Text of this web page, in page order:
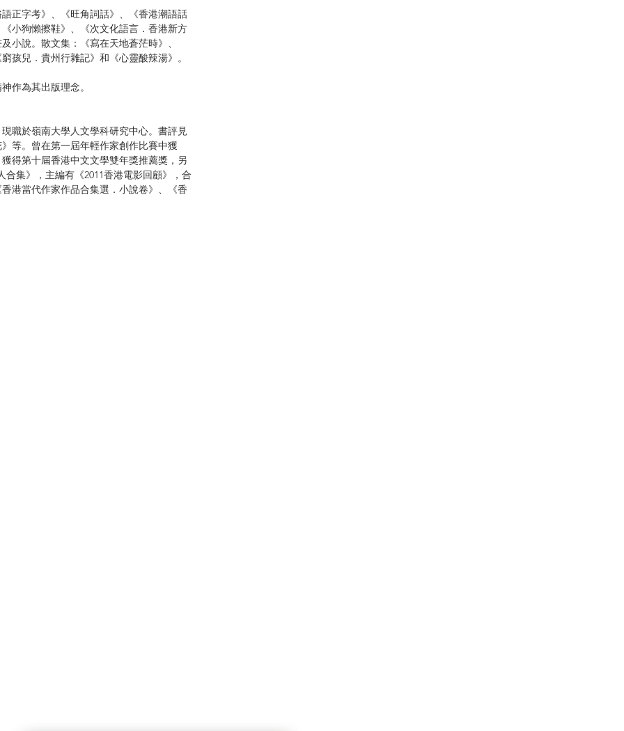
正字考》、《旺角詞話》、《香港潮語話
小狗懶擦鞋》、《次文化語言．香港新方
小說。散文集：《寫在天地蒼茫時》、
孩兒．貴州行雜記》和《心靈酸辣湯》。
作為其出版理念。
職於嶺南大學人文學科研究中心。書評見
等。曾在第一屆年輕作家創作比賽中獲
得第十屆香港中文文學雙年獎推薦獎，另
集》，主編有《2011香港電影回顧》，合
港當代作家作品合集選．小說卷》、《香